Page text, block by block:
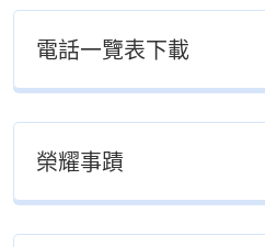
電話一覽表下載
榮耀事蹟